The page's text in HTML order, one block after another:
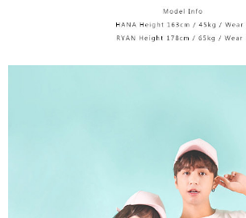
恩沛科技股份有限公司將有權停止該用戶之使用額度